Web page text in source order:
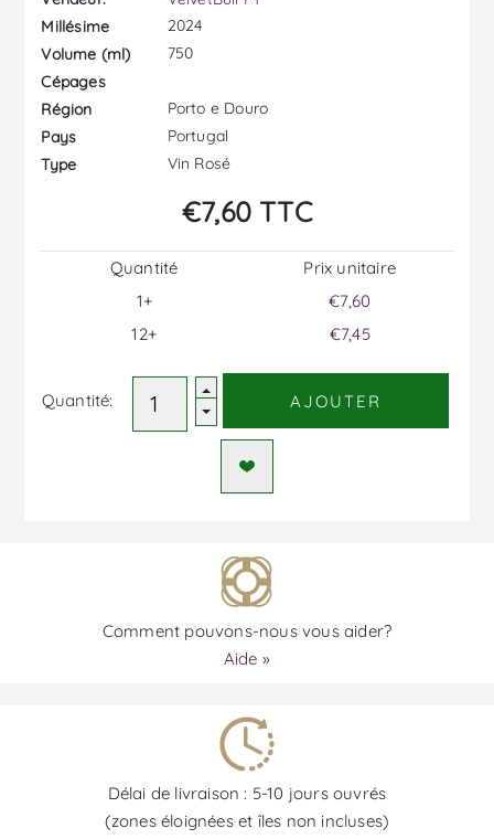
Millésime
2024
Volume (ml)
750
Cépages
Région
Porto e Douro
Pays
Portugal
Type
Vin Rosé
€7,60 TTC
Quantité
1+
12+
Prix ​​unitaire
€7,60
€7,45
Quantité: AJOUTER
Comment pouvons-nous vous aider?
Aide »
Délai de livraison : 5-10 jours ouvrés
(zones éloignées et îles non incluses)